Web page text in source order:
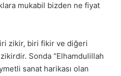
mukabil bizden ne fiyat
zikir, biri fikir ve diğeri
Sonda “Elhamdulillah
sanat harikası olan